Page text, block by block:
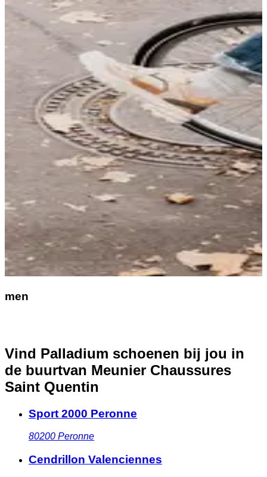
men
Vind Palladium schoenen bij jou in
de buurtvan Meunier Chaussures
Saint Quentin
Sport 2000 Peronne
80200 Peronne
Cendrillon Valenciennes